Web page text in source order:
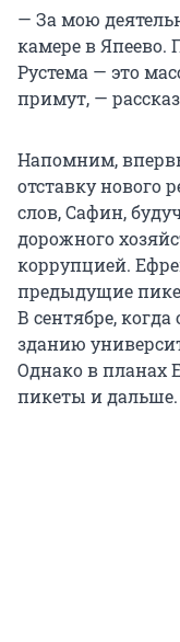
— За мою
камере в Япеево.
Рустема — это
примут, —
Напомним,
отставку нового
слов, Сафин,
дорожного
коррупцией.
предыдущие
В сентябре,
зданию
Однако в планах
пикеты и дальше.